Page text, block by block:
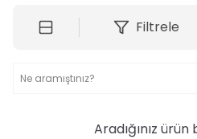
Filtrele
Aradığınız